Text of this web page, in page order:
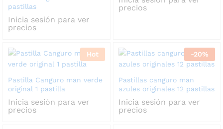
pastillas
Inicia sesión para ver
precios
precios
Hot
Pastilla Canguro man verde
original 1 pastilla
Inicia sesión para ver
precios
-20%
Pastillas canguro man
azules originales 12 pastillas
Inicia sesión para ver
precios